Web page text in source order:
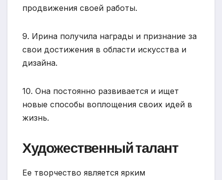
продвижения своей работы.
9. Ирина получила награды и признание за
свои достижения в области искусства и
дизайна.
10. Она постоянно развивается и ищет
новые способы воплощения своих идей в
жизнь.
Художественный талант
Ее творчество является ярким